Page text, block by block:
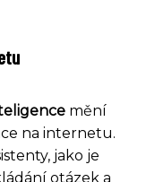
mění
na internetu.
jako je
otázek a